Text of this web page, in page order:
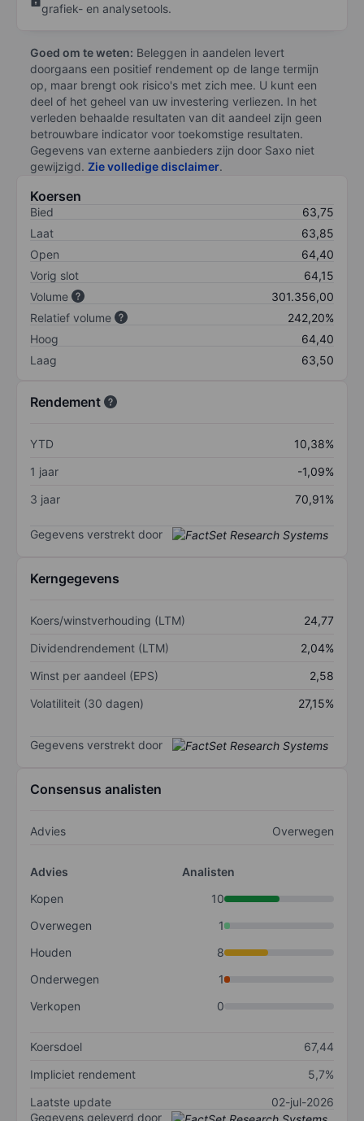
grafiek- en analysetools.
Goed om te weten: Beleggen in aandelen levert
doorgaans een positief rendement op de lange termijn
op, maar brengt ook risico's met zich mee. U kunt een
deel of het geheel van uw investering verliezen. In het
verleden behaalde resultaten van dit aandeel zijn geen
betrouwbare indicator voor toekomstige resultaten.
Gegevens van externe aanbieders zijn door Saxo niet
gewijzigd. Zie volledige disclaimer.
Koersen
Bied
63,75
Laat
63,85
Open
64,40
Vorig slot
64,15
Volume
301.356,00
Relatief volume
242,20%
Hoog
64,40
Laag
63,50
Rendement
YTD
10,38%
1 jaar
-1,09%
3 jaar
70,91%
Gegevens verstrekt door
Kerngegevens
Koers/winstverhouding (LTM)
24,77
Dividendrendement (LTM)
2,04%
Winst per aandeel (EPS)
2,58
Volatiliteit (30 dagen)
27,15%
Gegevens verstrekt door
Consensus analisten
Advies Overwegen
Advies
Analisten
Kopen
10
Overwegen
1
Houden
8
Onderwegen
1
Verkopen
0
Koersdoel
67,44
Impliciet rendement
5,7%
Laatste update
02-jul-2026
Gegevens geleverd door